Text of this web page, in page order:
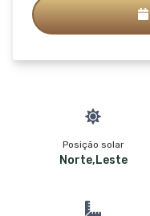
Posição solar
Norte,Leste